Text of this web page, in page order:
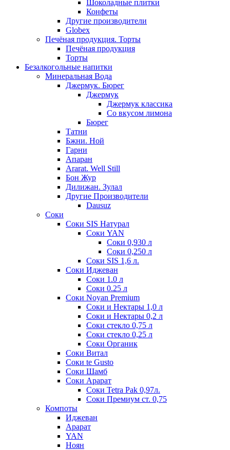
Шоколадные плитки
Конфеты
Другие производители
Globex
Печёная продукция. Торты
Печёная продукция
Торты
Безалкогольные напитки
Минеральная Вода
Джермук. Бюрег
Джермук
Джермук классика
Со вкусом лимона
Бюрег
Татни
Бжни. Ной
Гарни
Апаран
Ararat. Well Still
Бон Жур
Дилижан. Зулал
Другие Производители
Dausuz
Соки
Соки SIS Натурал
Соки YAN
Соки 0,930 л
Соки 0,250 л
Соки SIS 1,6 л.
Соки Иджеван
Соки 1.0 л
Соки 0.25 л
Соки Noyan Premium
Соки и Нектары 1,0 л
Соки и Нектары 0,2 л
Соки стекло 0,75 л
Соки стекло 0,25 л
Соки Органик
Соки Витал
Соки te Gusto
Соки Шамб
Соки Арарат
Соки Tetra Pak 0,97л.
Соки Премиум ст. 0,75
Компоты
Иджеван
Арарат
YAN
Ноян